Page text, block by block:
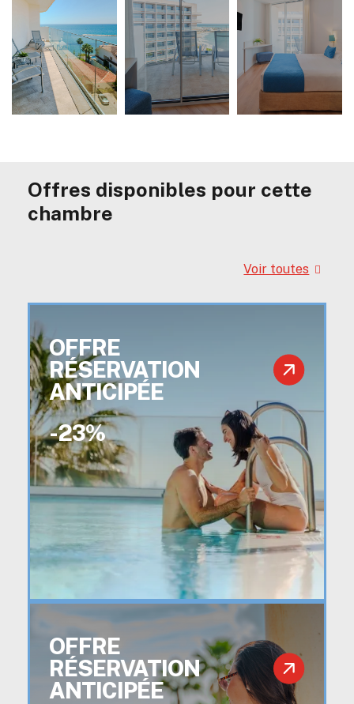
Offres disponibles pour cette
chambre
Voir toutes
OFFRE
RÉSERVATION
ANTICIPÉE
-23%
OFFRE
RÉSERVATION
ANTICIPÉE